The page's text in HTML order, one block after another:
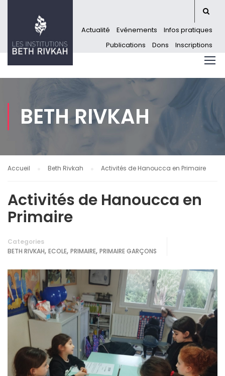
Actualité Evénements
Infos pratiques
Publications
Dons Inscriptions
BETH RIVKAH
Accueil Beth Rivkah Activités de Hanoucca en Primaire
Activités de Hanoucca en
Primaire
Categories
BETH RIVKAH, ECOLE, PRIMAIRE, PRIMAIRE GARÇONS